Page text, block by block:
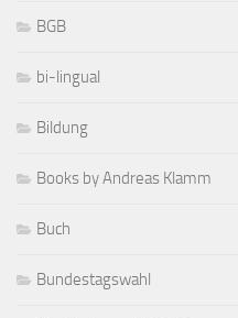
BGB
bi-lingual
Bildung
Books by Andreas Klamm
Buch
Bundestagswahl